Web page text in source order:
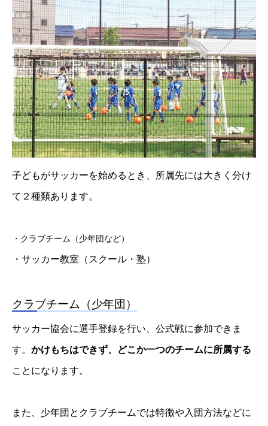
子どもがサッカーを始めるとき、所属先には大きく分け
て２種類あります。
・クラブチーム（少年団など）
・サッカー教室（スクール・塾）
クラブチーム（少年団）
サッカー協会に選手登録を行い、公式戦に参加できま
す。 かけもちはできず、どこか一つのチームに所属する
ことになります。
また、少年団とクラブチームでは特徴や入団方法などに